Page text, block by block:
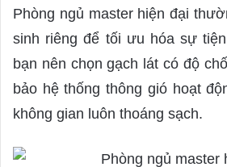
Phòng ngủ master hiện đại
sinh riêng để tối ưu hóa sự
bạn nên chọn gạch lát có độ
bảo hệ thống thông gió hoạt
không gian luôn thoáng sạch.